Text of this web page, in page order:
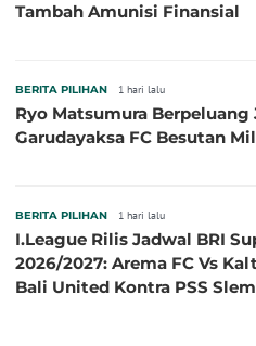
Tambah Amunisi Finansial
BERITA PILIHAN 1 hari lalu
Ryo Matsumura Berpeluang
Garudayaksa FC Besutan
BERITA PILIHAN 1 hari lalu
I.League Rilis Jadwal BRI
2026/2027: Arema FC Vs
Bali United Kontra PSS